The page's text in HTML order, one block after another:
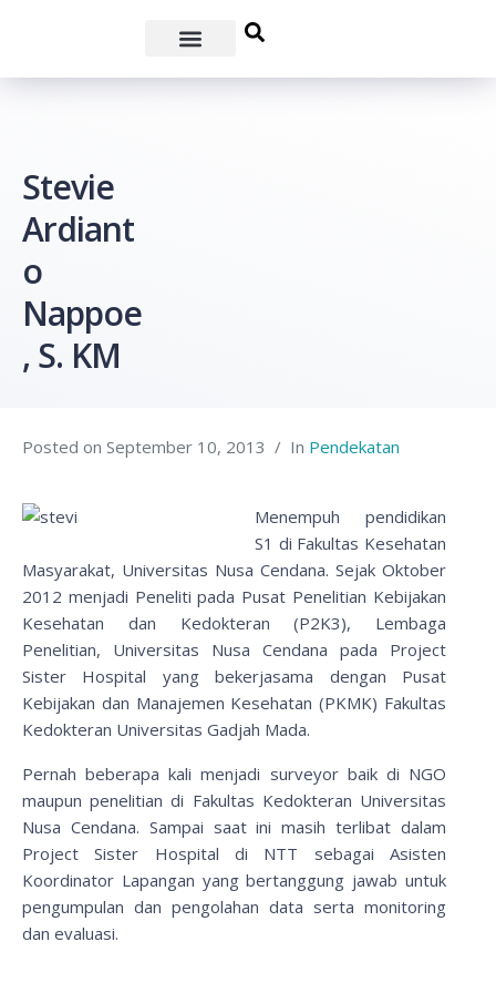
Stevie
Ardiant
o
Nappoe
, S. KM
Posted on September 10, 2013 In Pendekatan
Menempuh pendidikan
S1 di Fakultas Kesehatan
Masyarakat, Universitas Nusa Cendana. Sejak Oktober
2012 menjadi Peneliti pada Pusat Penelitian Kebijakan
Kesehatan dan Kedokteran (P2K3), Lembaga
Penelitian, Universitas Nusa Cendana pada Project
Sister Hospital yang bekerjasama dengan Pusat
Kebijakan dan Manajemen Kesehatan (PKMK) Fakultas
Kedokteran Universitas Gadjah Mada.
Pernah beberapa kali menjadi surveyor baik di NGO
maupun penelitian di Fakultas Kedokteran Universitas
Nusa Cendana. Sampai saat ini masih terlibat dalam
Project Sister Hospital di NTT sebagai Asisten
Koordinator Lapangan yang bertanggung jawab untuk
pengumpulan dan pengolahan data serta monitoring
dan evaluasi.